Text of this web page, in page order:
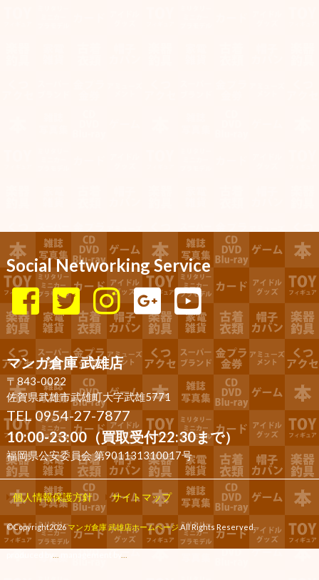
Social Networking Service
マンガ倉庫 武雄店
〒843-0022
佐賀県武雄市武雄町大字武雄5771
TEL 0954-27-7877
10:00-23:00（買取受付22:30まで）
福岡県公安委員会 第901131310017号
個人情報保護方針 サイトマップ
©Copyright2026マンガ倉庫 武雄店ホームページ .All Rights Reserved.
... ...